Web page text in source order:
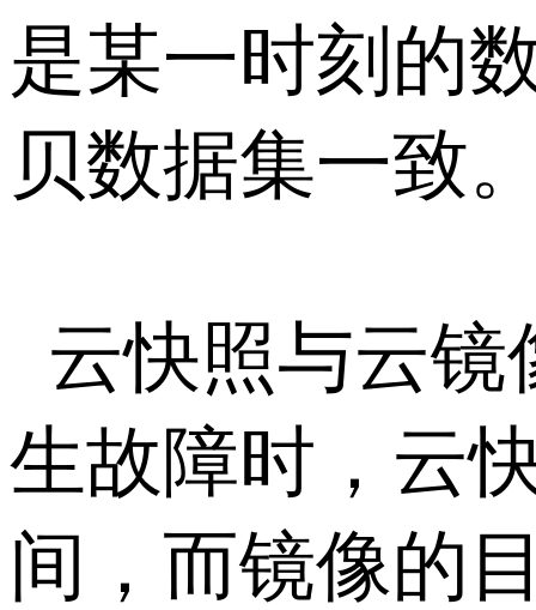
是某一时刻的
贝数据集一致
云快照与云
生故障时，云
间，而镜像的